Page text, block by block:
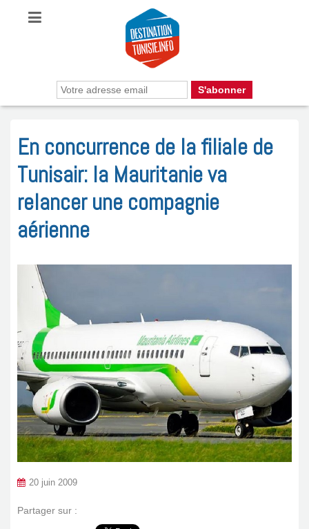
En concurrence de la filiale de
Tunisair: la Mauritanie va
relancer une compagnie
aérienne
20 juin 2009
Partager sur :